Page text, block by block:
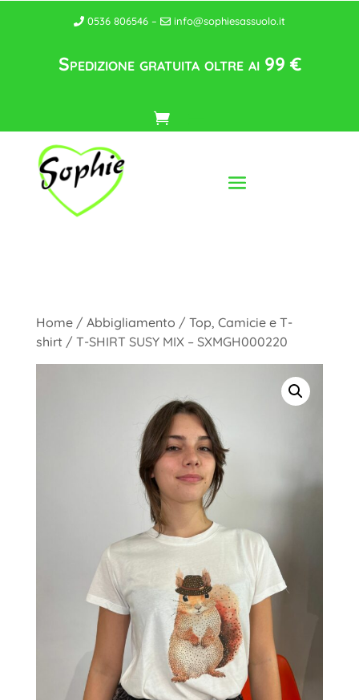
0536 806546 – info@sophiesassuolo.it
Spedizione gratuita oltre ai 99 €
Home/ Abbigliamento / Top, Camicie e T-
shirt / T-SHIRT SUSY MIX – SXMGH000220